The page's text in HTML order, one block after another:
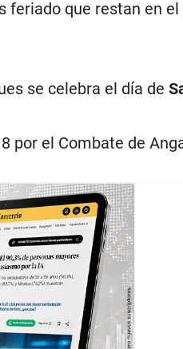
feriado que restan en el
se celebra el día de
por el Combate de